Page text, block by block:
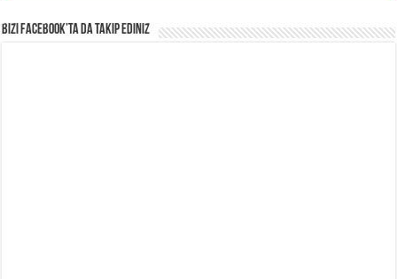
Bizi Facebook’ta da takip Ediniz